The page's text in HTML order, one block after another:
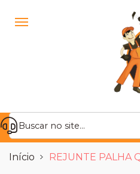
Início REJUNTE PALHA